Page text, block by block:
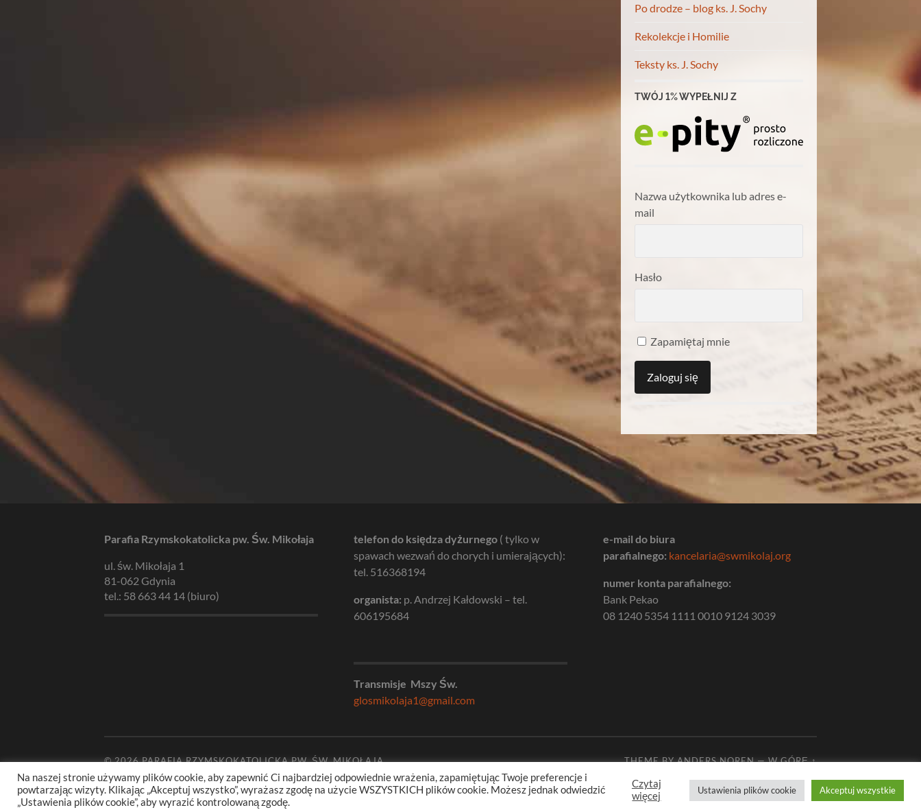
Po drodze – blog ks. J. Sochy
Rekolekcje i Homilie
Teksty ks. J. Sochy
TWÓJ 1% WYPEŁNIJ Z
Nazwa użytkownika lub adres e-
mail
Hasło
Zapamiętaj mnie
Parafia Rzymskokatolicka pw. Św. Mikołaja
ul. św. Mikołaja 1
81-062 Gdynia
tel.: 58 663 44 14 (biuro)
telefon do księdza dyżurnego ( tylko w
spawach wezwań do chorych i umierających):
tel. 516368194
organista: p. Andrzej Kałdowski – tel.
606195684
Transmisje Mszy Św.
glosmikolaja1@gmail.com
e-mail do biura
parafialnego: kancelaria@swmikolaj.org
numer konta parafialnego:
Bank Pekao
08 1240 5354 1111 0010 9124 3039
© 2026PARAFIA RZYMSKOKATOLICKA PW. ŚW. MIKOŁAJA THEME BYANDERS NOREN—W GÓRĘ ↑
Na naszej stronie używamy plików cookie, aby zapewnić Ci najbardziej odpowiednie wrażenia, zapamiętując Twoje preferencje i
powtarzając wizyty. Klikając „Akceptuj wszystko”, wyrażasz zgodę na użycie WSZYSTKICH plików cookie. Możesz jednak odwiedzić
„Ustawienia plików cookie”, aby wyrazić kontrolowaną zgodę.
Czytaj
więcej
Ustawienia plików cookie Akceptuj wszystkie